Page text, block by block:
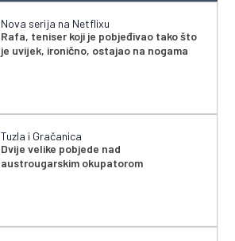
Nova serija na Netflixu
Rafa, teniser koji je pobjeđivao tako što
je uvijek, ironično, ostajao na nogama
Tuzla i Gračanica
Dvije velike pobjede nad
austrougarskim okupatorom